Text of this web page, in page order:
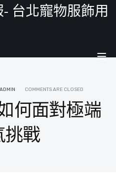
台北寵物服飾用
ADMIN COMMENTS ARE CLOSED
何面對極端
挑戰